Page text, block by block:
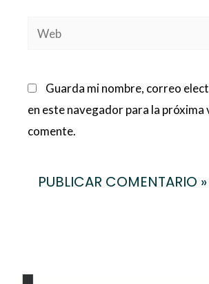
Web
Guarda mi nombre, correo
en este navegador para la próxima
comente.